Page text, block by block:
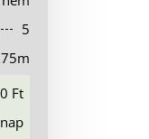
5
Ft